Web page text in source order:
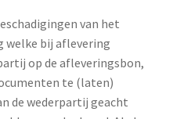
van het
welke bij aflevering
op de afleveringsbon,
te (laten)
de wederpartij geacht